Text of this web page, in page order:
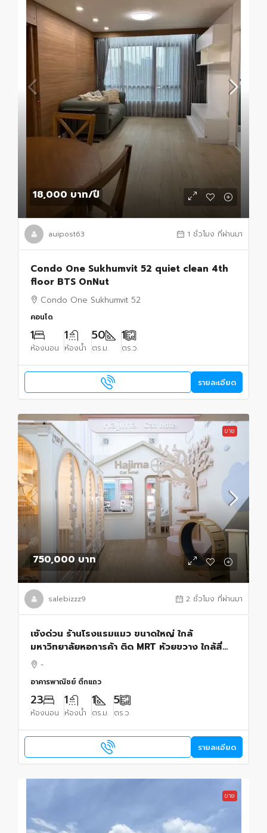
18,000 บาท/ปี
auipost63 1 ชั่วโมง ที่ผ่านมา
Condo One Sukhumvit 52 quiet clean 4th
floor BTS OnNut
Condo One Sukhumvit 52
คอนโด
1
ห้องนอน
1
ห้องน้ำ
50
ตร.ม.
1
ตร.ว.
รายละเอียด
ขาย
750,000 บาท
salebizzz9 2 ชั่วโมง ที่ผ่านมา
เซ้งด่วน ร้านโรงแรมแมว ขนาดใหญ่ ใกล้
มหาวิทยาลัยหอการค้า ติด MRT ห้วยขวาง ใกล้สี่
แยกห้วยขวาง
-
อาคารพาณิชย์ ตึกแถว
23
ห้องนอน
1
ห้องน้ำ
1
ตร.ม.
5
ตร.ว.
รายละเอียด
ขาย